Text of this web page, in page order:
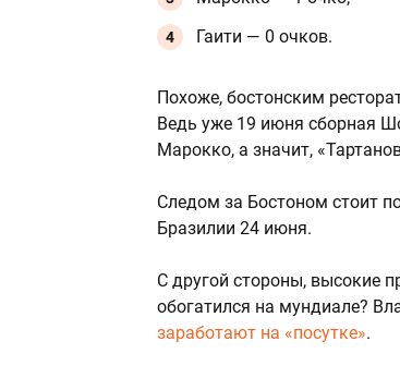
Гаити — 0 очков.
Похоже, бостонским
Ведь уже 19 июня сборная
Марокко, а значит,
Следом за Бостоном стоит
Бразилии 24 июня.
С другой стороны, высокие
обогатился на мундиале?
заработают на «посутке».